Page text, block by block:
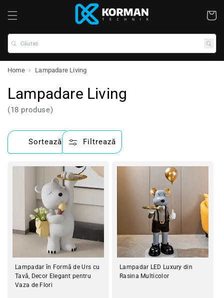
Coș
Căutați
Home Lampadare Living
Lampadare Living
(18 produse)
Sortează Filtrează
Lampadar în Formă de Urs cu
Tavă, Decor Elegant pentru
Vaza de Flori
Lampadar LED Luxury din
Rasina Multicolor